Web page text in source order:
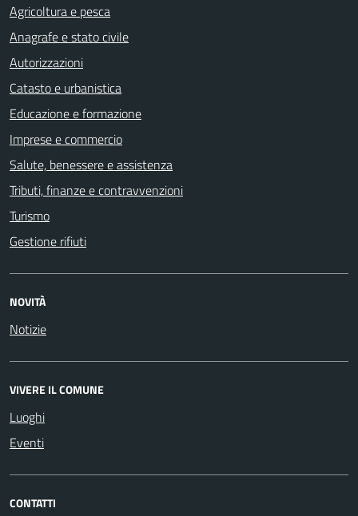
Agricoltura e pesca
Anagrafe e stato civile
Autorizzazioni
Catasto e urbanistica
Educazione e formazione
Imprese e commercio
Salute, benessere e assistenza
Tributi, finanze e contravvenzioni
Turismo
Gestione rifiuti
NOVITÀ
Notizie
VIVERE IL COMUNE
Luoghi
Eventi
CONTATTI